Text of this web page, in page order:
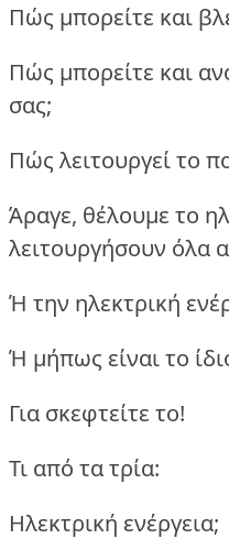
Πώς μπορείτε και
Πώς μπορείτε και
σας;
Πώς λειτουργεί το
Άραγε, θέλουμε το
λειτουργήσουν όλα
Ή την ηλεκτρική
Ή μήπως είναι το
Για σκεφτείτε το!
Τι από τα τρία:
Ηλεκτρική ενέργεια;